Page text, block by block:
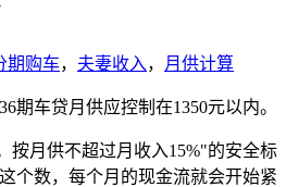
期购车， 夫妻收入 ， 月供计算
期车贷月供应控制在1350元以内。
按月供不超过月收入15%"的安全标
个数，每个月的现金流就会开始紧